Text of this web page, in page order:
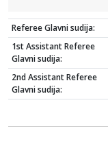
Referee Glavni sudija:
1st Assistant Referee
Glavni sudija:
2nd Assistant Referee
Glavni sudija: